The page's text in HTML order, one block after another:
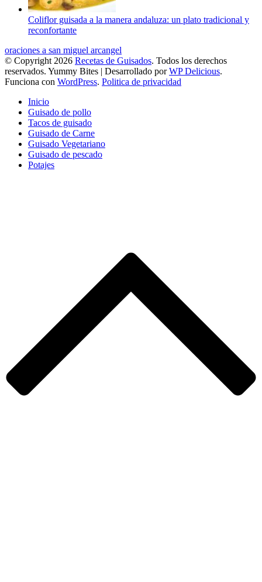
Coliflor guisada a la manera andaluza: un plato tradicional y
reconfortante
oraciones a san miguel arcangel
© Copyright 2026 Recetas de Guisados. Todos los derechos
reservados. Yummy Bites | Desarrollado porWP Delicious.
Funciona con WordPress. Politica de privacidad
Inicio
Guisado de pollo
Tacos de guisado
Guisado de Carne
Guisado Vegetariano
Guisado de pescado
Potajes